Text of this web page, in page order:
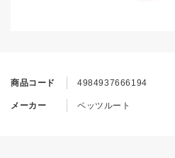
商品コード 4984937666194
メーカー ペッツルート